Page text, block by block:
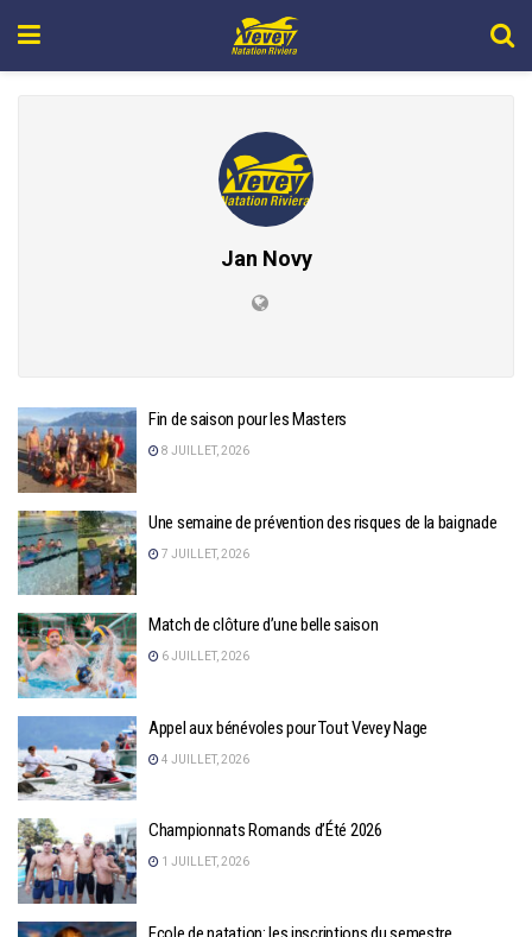
Jan Novy
Fin de saison pour les Masters
8 JUILLET, 2026
Une semaine de prévention des risques de la baignade
7 JUILLET, 2026
Match de clôture d’une belle saison
6 JUILLET, 2026
Appel aux bénévoles pour Tout Vevey Nage
4 JUILLET, 2026
Championnats Romands d’Été 2026
1 JUILLET, 2026